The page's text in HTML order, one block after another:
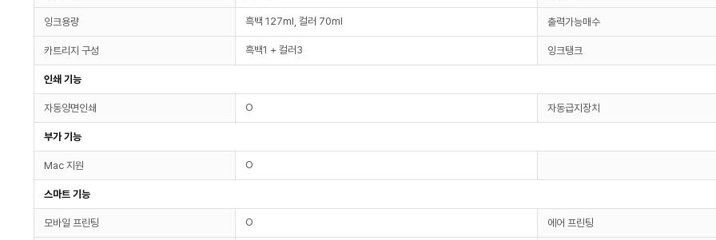
잉크용량 흑백 127ml, 컬러 70ml 출력가능매수
카트리지 구성 흑백1 + 컬러3 잉크탱크
인쇄 기능
자동양면인쇄 O 자동급지장치
부가 기능
Mac 지원 O
스마트 기능
모바일 프린팅 O 에어 프린팅